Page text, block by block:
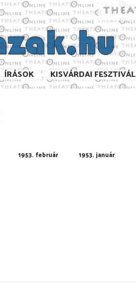
ÍRÁSOK KISVÁRDAI FESZTIVÁL
1953. február 1953. január